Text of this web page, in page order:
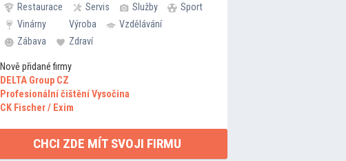
Restaurace
Servis Služby
Sport
Vinárny
Výroba
Vzdělávání
Zábava
Zdraví
Nově přidané firmy
DELTA Group CZ
Profesionální čištění Vysočina
CK Fischer / Exim
CHCI ZDE MÍT SVOJI FIRMU